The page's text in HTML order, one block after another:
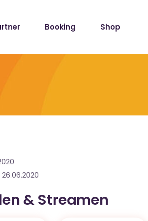
Booking Shop
26.06.2020
& Streamen